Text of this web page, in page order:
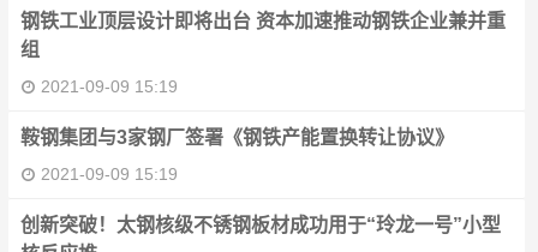
钢铁工业顶层设计即将出台 资本加速推动钢铁企业兼并重
组
2021-09-09 15:19
鞍钢集团与3家钢厂签署《钢铁产能置换转让协议》
2021-09-09 15:19
创新突破！太钢核级不锈钢板材成功用于“玲龙一号”小型